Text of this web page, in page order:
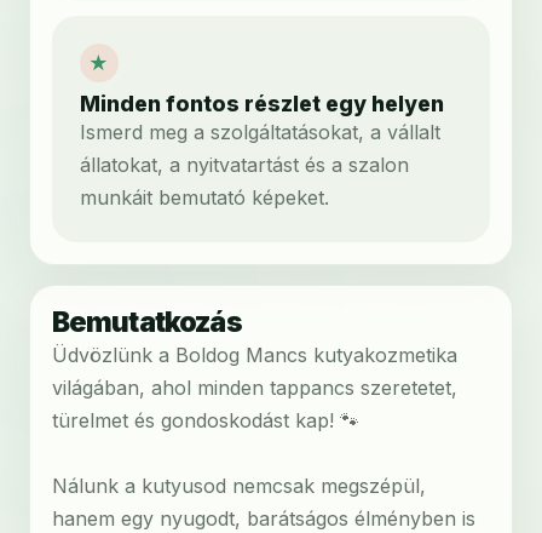
★
Minden fontos részlet egy helyen
Ismerd meg a szolgáltatásokat, a vállalt
állatokat, a nyitvatartást és a szalon
munkáit bemutató képeket.
Bemutatkozás
Üdvözlünk a Boldog Mancs kutyakozmetika
világában, ahol minden tappancs szeretetet,
türelmet és gondoskodást kap! 🐾
Nálunk a kutyusod nemcsak megszépül,
hanem egy nyugodt, barátságos élményben is